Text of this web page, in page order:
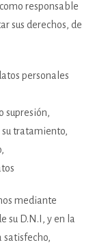
responsable
sus derechos, de
personales
supresión,
tratamiento,
mediante
su D.N.I, y en la
satisfecho,